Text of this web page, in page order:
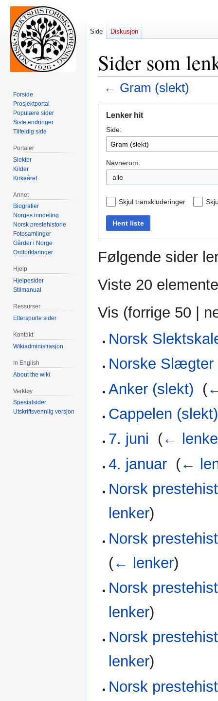
Sider som
← Gram (slekt)
navigering
søk
Lenker hit
Side:
Navnerom:
alle
Skjul transkluderinger
Hent liste
Følgende sider
Viste 20
Vis (forrige 50 |
Norsk
Norske Slægter
Anker (slekt) (
Cappelen (slekt)
7. juni
(←
4. januar (←
Norsk
lenker)
Norsk
(← lenker)
Norsk
lenker)
Norsk
lenker)
Norsk
Side Diskusjon
Forside
Prosjektportal
Populære sider
Siste endringer
Tilfeldig side
Portaler
Slekter
Kilder
Kirkeåret
Annet
Biografier
Norges inndeling
Norsk prestehistorie
Fotosamlinger
Gårder i Norge
Ordforklaringer
Hjelp
Hjelpesider
Stilmanual
Ressurser
Etterspurte sider
Kontakt
Wikiadministrasjon
In English
About the wiki
Verktøy
Spesialsider
Utskriftsvennlig versjon